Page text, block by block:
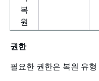
복
원
권한
필요한 권한은 복원 유